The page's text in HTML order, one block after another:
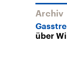
Archiv
über